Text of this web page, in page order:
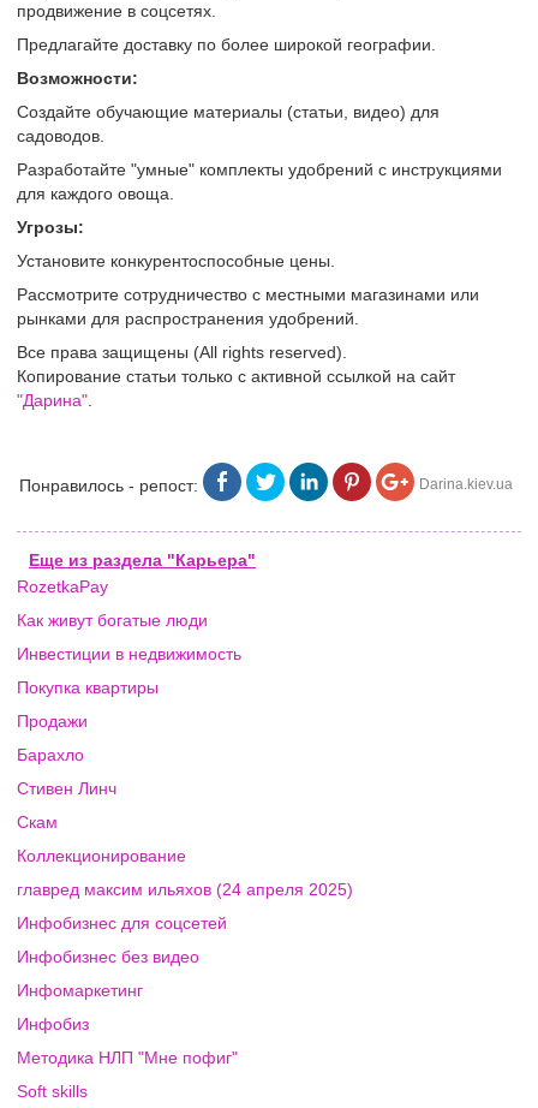
продвижение в соцсетях.
Предлагайте доставку по более широкой географии.
Возможности:
Создайте обучающие материалы (статьи, видео) для
садоводов.
Разработайте "умные" комплекты удобрений с инструкциями
для каждого овоща.
Угрозы:
Установите конкурентоспособные цены.
Рассмотрите сотрудничество с местными магазинами или
рынками для распространения удобрений.
Все права защищены (All rights reserved).
Копирование статьи только с активной ссылкой на сайт
"Дарина"
Понравилось - репост: Darina.kiev.ua
Еще из раздела "Карьера"
RozetkaPay
Как живут богатые люди
Инвестиции в недвижимость
Покупка квартиры
Продажи
Барахло
Стивен Линч
Скам
Коллекционирование
главред максим ильяхов (24 апреля 2025)
Инфобизнес для соцсетей
Инфобизнес без видео
Инфомаркетинг
Инфобиз
Методика НЛП "Мне пофиг"
Soft skills